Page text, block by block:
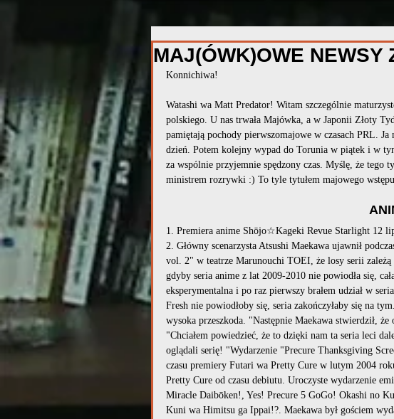
MAJ(ÓWK)OWE NEWSY
Konnichiwa!
Watashi wa Matt Predator! Witam szczególnie
polskiego. U nas trwała Majówka, a w Japonii Złoty
pamiętają pochody pierwszomajowe w czasach PRL.
dzień. Potem kolejny wypad do Torunia w piątek i w
za wspólnie przyjemnie spędzony czas. Myślę, że tego
ministrem rozrywki :) To tyle tytułem majowego
1. Premiera anime Shōjo☆Kageki Revue Starlight 12
2. Główny scenarzysta Atsushi Maekawa ujawnił
vol. 2" w teatrze Marunouchi TOEI, że losy serii zależą
gdyby seria anime z lat 2009-2010 nie powiodła się,
eksperymentalna i po raz pierwszy brałem udział w
Fresh nie powiodłoby się, seria zakończyłaby się na
wysoka przeszkoda. "Następnie Maekawa stwierdził,
"Chciałem powiedzieć, że to dzięki nam ta seria leci
oglądali serię! "Wydarzenie "Precure Thanksgiving
czasu premiery Futari wa Pretty Cure w lutym 2004
Pretty Cure od czasu debiutu. Uroczyste wydarzenie
Miracle Daibōken!, Yes! Precure 5 GoGo! Okashi no
Kuni wa Himitsu ga Ippai!?. Maekawa był gościem